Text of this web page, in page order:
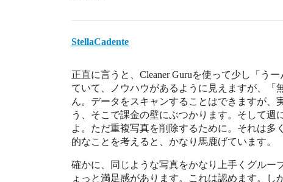
StellaCadente
正直に言うと、Cleaner Guruを使って少し「う
ていて、ノウハウがあるように見えますが、
ん。データをスキャンすることはできますが
う、そこで課金の壁にぶつかります。そして週
よ。ただ重複写真を削除するために。それは
的なことを考えると、かなり馬鹿げています。
確かに、同じような写真をかなり上手くグルー
ょっと満足感があります。これは認めます。